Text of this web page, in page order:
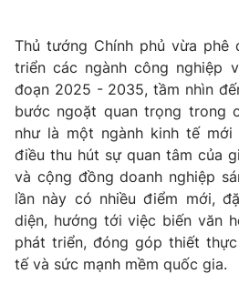
Câu chuyện quốc tế
Thị trường
Góc doanh nghiệp
Dữ liệu và đời sống
Truyền hình
Phim VTV
Hậu trường
Nhân vật
Khán giả
Giải sao mai
Giải trí
Điện ảnh
Âm nhạc
Sao
Đời sống
Du lịch
Làm đẹp
Giáo dục
Thủ tướng Chính phủ vừa phê
triển các ngành công nghiệp
đoạn 2025 - 2035, tầm nhìn
bước ngoặt quan trọng trong
như là một ngành kinh tế
điều thu hút sự quan tâm của
và cộng đồng doanh nghiệp
lần này có nhiều điểm mới,
diện, hướng tới việc biến văn
phát triển, đóng góp thiết
tế và sức mạnh mềm quốc gia.